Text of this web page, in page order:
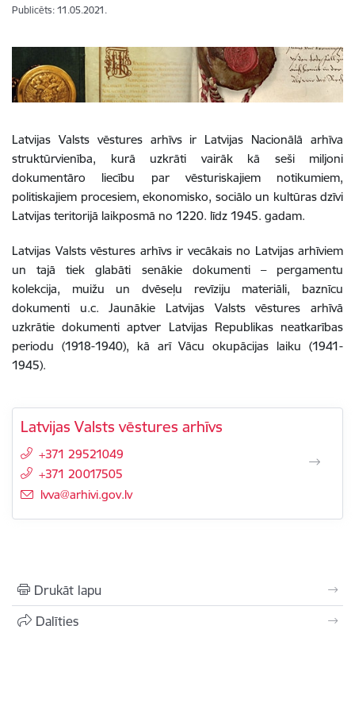
Publicēts: 11.05.2021.
Latvijas Valsts vēstures arhīvs ir Latvijas Nacionālā arhīva
struktūrvienība, kurā uzkrāti vairāk kā seši miljoni
dokumentāro liecību par vēsturiskajiem notikumiem,
politiskajiem procesiem, ekonomisko, sociālo un kultūras dzīvi
Latvijas teritorijā laikposmā no 1220. līdz 1945. gadam.
Latvijas Valsts vēstures arhīvs ir vecākais no Latvijas arhīviem
un tajā tiek glabāti senākie dokumenti – pergamentu
kolekcija, muižu un dvēseļu revīziju materiāli, baznīcu
dokumenti u.c. Jaunākie Latvijas Valsts vēstures arhīvā
uzkrātie dokumenti aptver Latvijas Republikas neatkarības
periodu (1918-1940), kā arī Vācu okupācijas laiku (1941-
1945).
Latvijas Valsts vēstures arhīvs
+371 29521049
+371 20017505
E-pasts:
lvva@arhivi.gov.lv
Drukāt lapu
Dalīties